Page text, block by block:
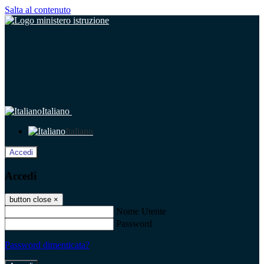
Salta al contenuto
Italiano
Italiano
Accedi
Accedi
button close ×
Nome Utente
Password
Password dimenticata?